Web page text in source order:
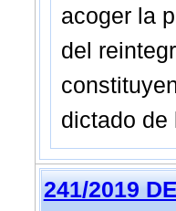
acoger la
del
dictado de
241/2019